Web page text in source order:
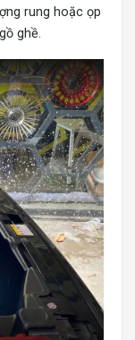
rung hoặc ọp
ghề.